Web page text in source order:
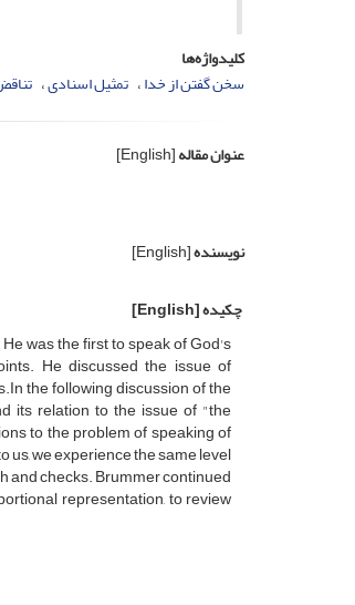
کلیدواژه‌ها
سخن گفتن از خدا تمثیل اسنادی
عنوان مقاله[English]
نویسنده[English]
چکیده[English]
He was the firsttospeakofGod's
. He discussed the issue of
.In the following discussionof the
its relation to the issue of "the
to the problem ofspeaking of
us,we experiencethesamelevel
andchecks.Brummercontinued
representation,toreview